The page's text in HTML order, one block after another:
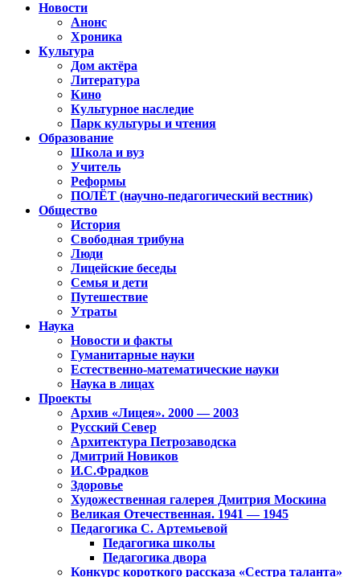
Новости
Анонс
Хроника
Культура
Дом актёра
Литература
Кино
Культурное наследие
Парк культуры и чтения
Образование
Школа и вуз
Учитель
Реформы
ПОЛЁТ (научно-педагогический вестник)
Общество
История
Свободная трибуна
Люди
Лицейские беседы
Семья и дети
Путешествие
Утраты
Наука
Новости и факты
Гуманитарные науки
Естественно-математические науки
Наука в лицах
Проекты
Архив «Лицея». 2000 — 2003
Русский Север
Архитектура Петрозаводска
Дмитрий Новиков
И.С.Фрадков
Здоровье
Художественная галерея Дмитрия Москина
Великая Отечественная. 1941 — 1945
Педагогика С. Артемьевой
Педагогика школы
Педагогика двора
Конкурс короткого рассказа «Сестра таланта»